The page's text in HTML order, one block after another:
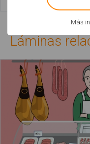
Leer
Láminas
Más